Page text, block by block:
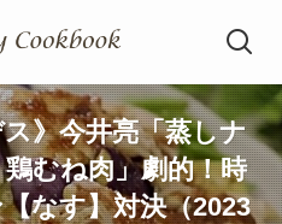
》今井亮「蒸しナ
むね肉」劇的！時
なす】対決（2023